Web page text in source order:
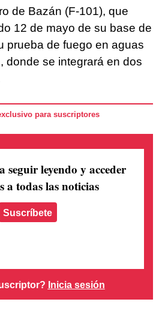
de Bazán (F-101), que
12 de mayo de su base de
prueba de fuego en aguas
donde se integrará en dos
para suscriptores
seguir leyendo y acceder
a todas las noticias
Suscríbete
Inicia sesión